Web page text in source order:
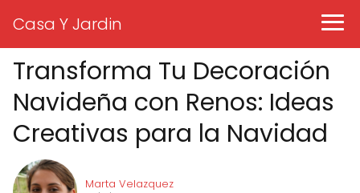
Casa Y Jardin
Transforma Tu Decoración
Navideña con Renos: Ideas
Creativas para la Navidad
Marta Velazquez